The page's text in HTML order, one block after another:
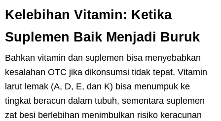
Kelebihan Vitamin: Ketika
Suplemen Baik Menjadi Buruk
Bahkan vitamin dan suplemen bisa menyebabkan
kesalahan OTC jika dikonsumsi tidak tepat. Vitamin
larut lemak (A, D, E, dan K) bisa menumpuk ke
tingkat beracun dalam tubuh, sementara suplemen
zat besi berlebihan menimbulkan risiko keracunan